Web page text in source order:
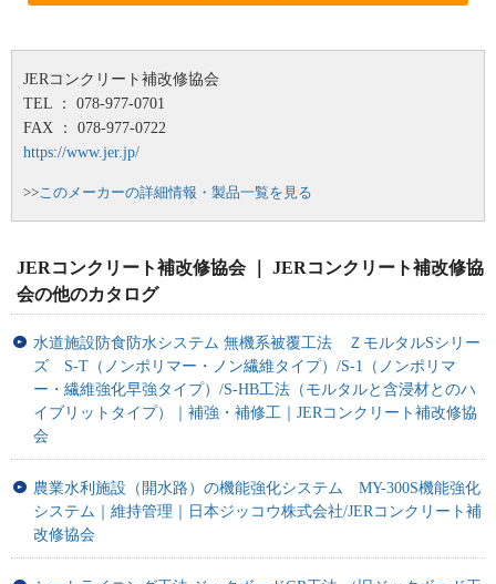
JERコンクリート補改修協会
TEL ： 078-977-0701
FAX ： 078-977-0722
https://www.jer.jp/
>>このメーカーの詳細情報・製品一覧を見る
JERコンクリート補改修協会 ｜ JERコンクリート補改修協
会の他のカタログ
水道施設防食防水システム 無機系被覆工法 ＺモルタルSシリー
ズ S-T（ノンポリマー・ノン繊維タイプ）/S-1（ノンポリマ
ー・繊維強化早強タイプ）/S-HB工法（モルタルと含浸材とのハ
イブリットタイプ）｜補強・補修工｜JERコンクリート補改修協
会
農業水利施設（開水路）の機能強化システム MY-300S機能強化
システム｜維持管理｜日本ジッコウ株式会社/JERコンクリート補
改修協会